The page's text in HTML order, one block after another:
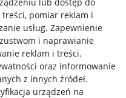
pomiar reklam i
usług. Zapewnienie
i naprawianie
reklam i treści.
oraz informowanie
z innych źródeł.
urządzeń na